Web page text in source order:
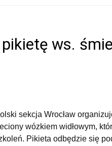
ws.
sekcja Wrocław
wózkiem widłowym,
Pikieta odbędzie się